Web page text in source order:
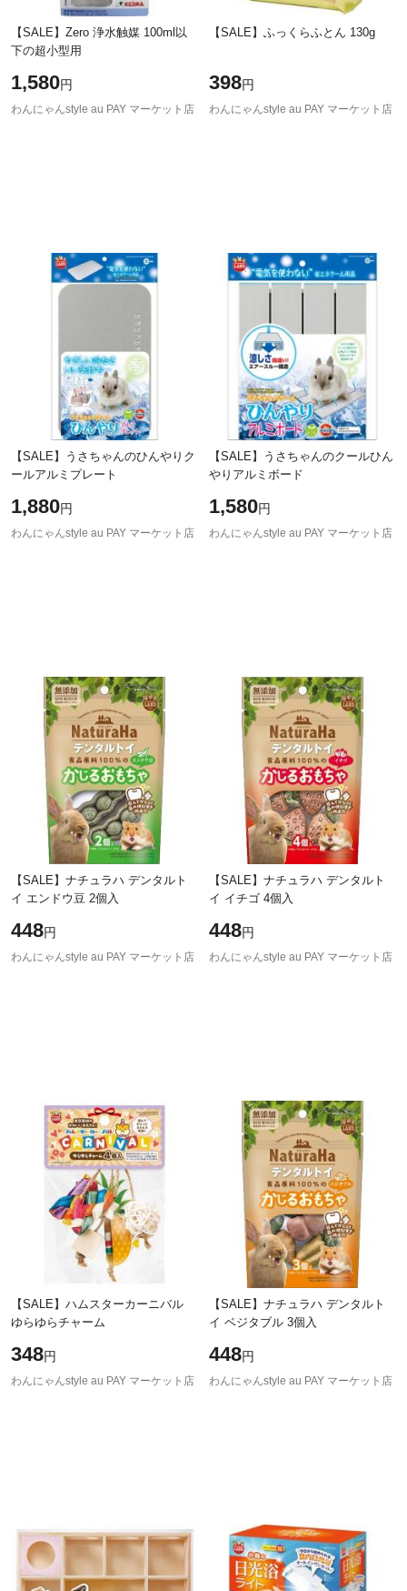
【SALE】Zero 浄水触媒 100ml以
下の超小型用
1,580円
わんにゃんstyle au PAY マーケット店
【SALE】ふっくらふとん 130g
398円
わんにゃんstyle au PAY マーケット店
【SALE】うさちゃんのひんやりク
ールアルミプレート
1,880円
わんにゃんstyle au PAY マーケット店
【SALE】うさちゃんのクールひん
やりアルミボード
1,580円
わんにゃんstyle au PAY マーケット店
【SALE】ナチュラハ デンタルト
イ エンドウ豆 2個入
448円
わんにゃんstyle au PAY マーケット店
【SALE】ナチュラハ デンタルト
イ イチゴ 4個入
448円
わんにゃんstyle au PAY マーケット店
【SALE】ハムスターカーニバル
ゆらゆらチャーム
348円
わんにゃんstyle au PAY マーケット店
【SALE】ナチュラハ デンタルト
イ ベジタブル 3個入
448円
わんにゃんstyle au PAY マーケット店